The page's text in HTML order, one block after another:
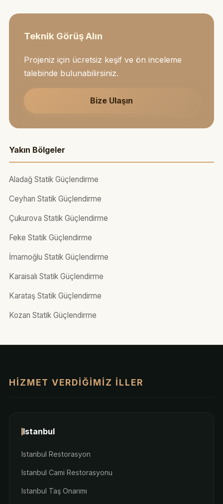
Teknik Görüş Alın
Projeniz için ücretsiz keşif ve ön inceleme
talebinde bulunabilirsiniz.
Bize Ulaşın
Yakın Bölgeler
Aladağ Statik Güçlendirme
Ceyhan Statik Güçlendirme
Çukurova Statik Güçlendirme
Feke Statik Güçlendirme
İmamoğlu Statik Güçlendirme
Karaisalı Statik Güçlendirme
Karataş Statik Güçlendirme
Kozan Statik Güçlendirme
HIZMET VERDIĞIMIZ İLLER
Istanbul
Istanbul Restorasyon
Istanbul Cami Restorasyonu
Istanbul Taş Onarımı